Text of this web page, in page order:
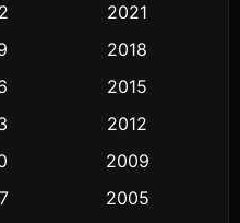
453
530
2021
2018
2015
2012
2009
2005